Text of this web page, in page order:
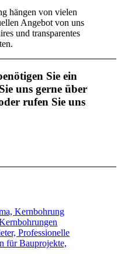
hängen von vielen
Angebot von uns
und transparentes
Sie ein
uns gerne über
rufen Sie uns